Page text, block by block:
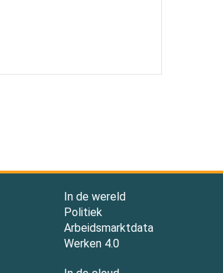
In de wereld
Politiek
Arbeidsmarktdata
Werken 4.0